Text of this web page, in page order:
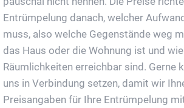
Entrümpelung danach, welcher
muss, also welche Gegenstände weg
das Haus oder die Wohnung ist und
Räumlichkeiten erreichbar sind. Gerne
uns in Verbindung setzen, damit wir
Preisangaben für Ihre Entrümpelung